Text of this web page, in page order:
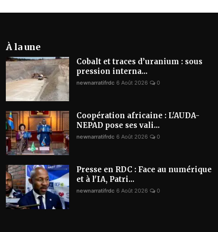
À la une
Cobalt et traces d’uranium : sous
pression interna...
newnarratifrdc 6 Août 2026 0
Coopération africaine : L'AUDA-
NEPAD pose ses vali...
newnarratifrdc 6 Août 2026 0
Presse en RDC : Face au numérique
et à l'IA, Patri...
newnarratifrdc 6 Août 2026 0